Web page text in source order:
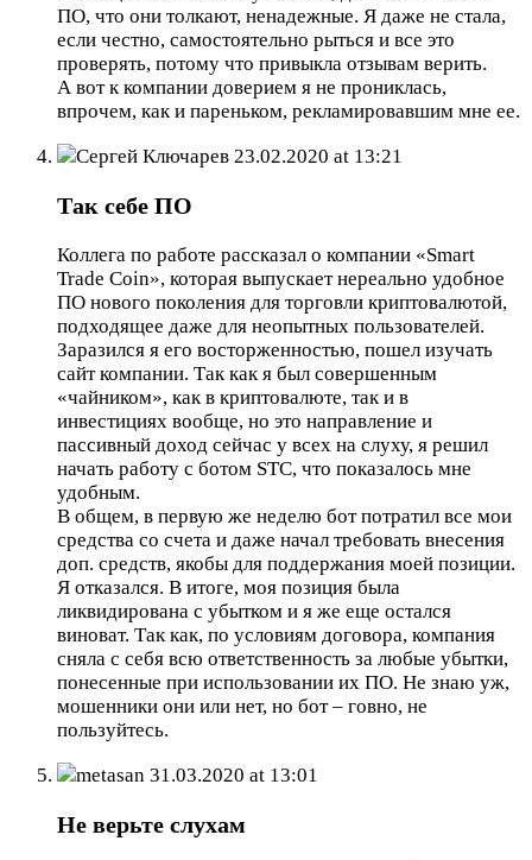
ПО, что они толкают, ненадежные. Я даже не стала,
если честно, самостоятельно рыться и все это
проверять, потому что привыкла отзывам верить.
А вот к компании доверием я не прониклась,
впрочем, как и пареньком, рекламировавшим мне ее.
Сергей Ключарев 23.02.2020 at 13:21
Так себе ПО
Коллега по работе рассказал о компании «Smart
Trade Coin», которая выпускает нереально удобное
ПО нового поколения для торговли криптовалютой,
подходящее даже для неопытных пользователей.
Заразился я его восторженностью, пошел изучать
сайт компании. Так как я был совершенным
«чайником», как в криптовалюте, так и в
инвестициях вообще, но это направление и
пассивный доход сейчас у всех на слуху, я решил
начать работу с ботом STC, что показалось мне
удобным.
В общем, в первую же неделю бот потратил все мои
средства со счета и даже начал требовать внесения
доп. средств, якобы для поддержания моей позиции.
Я отказался. В итоге, моя позиция была
ликвидирована с убытком и я же еще остался
виноват. Так как, по условиям договора, компания
сняла с себя всю ответственность за любые убытки,
понесенные при использовании их ПО. Не знаю уж,
мошенники они или нет, но бот – говно, не
пользуйтесь.
metasan 31.03.2020 at 13:01
Не верьте слухам